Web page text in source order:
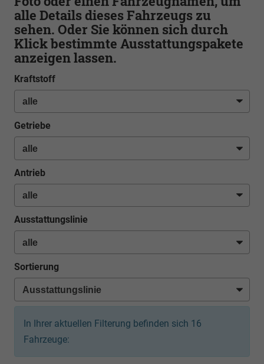
alle Details dieses Fahrzeugs zu
sehen. Oder Sie können sich durch
Klick bestimmte Ausstattungspakete
anzeigen lassen.
Kraftstoff
Getriebe
Antrieb
Ausstattungslinie
Sortierung
In Ihrer aktuellen Filterung befinden sich 16
Fahrzeuge: